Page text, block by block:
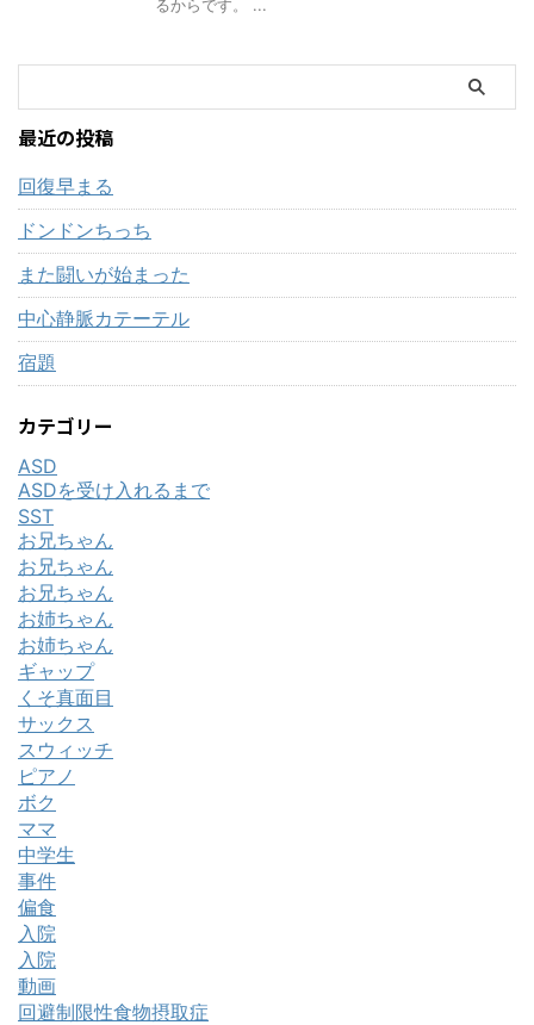
るからです。 ...
最近の投稿
回復早まる
ドンドンちっち
また闘いが始まった
中心静脈カテーテル
宿題
カテゴリー
ASD
ASDを受け入れるまで
SST
お兄ちゃん
お兄ちゃん
お兄ちゃん
お姉ちゃん
お姉ちゃん
ギャップ
くそ真面目
サックス
スウィッチ
ピアノ
ボク
ママ
中学生
事件
偏食
入院
入院
動画
回避制限性食物摂取症